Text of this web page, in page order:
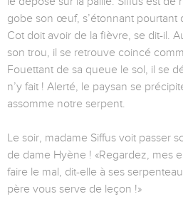
gobe son œuf, s’étonnant pourtant
Cot doit avoir de la fièvre, se dit-il.
son trou, il se retrouve coincé
Fouettant de sa queue le sol, il se
n’y fait ! Alerté, le paysan se
assomme notre serpent.
Le soir, madame Siffus voit passer
de dame Hyène ! «Regardez, mes
faire le mal, dit-elle à ses
père vous serve de leçon !»